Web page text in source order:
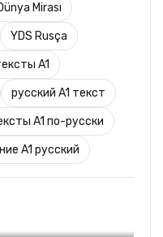
Mirası
YDS Rusça
A1
русский A1 текст
A1 по-русски
A1 русский
Mesleki Dersler